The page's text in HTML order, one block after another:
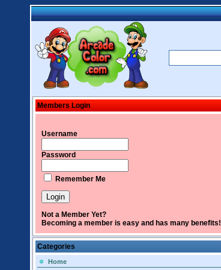
Members Login
Username
Password
Remember Me
Not a Member Yet?
Becoming a member is easy and has many benefits!
Categories
Home